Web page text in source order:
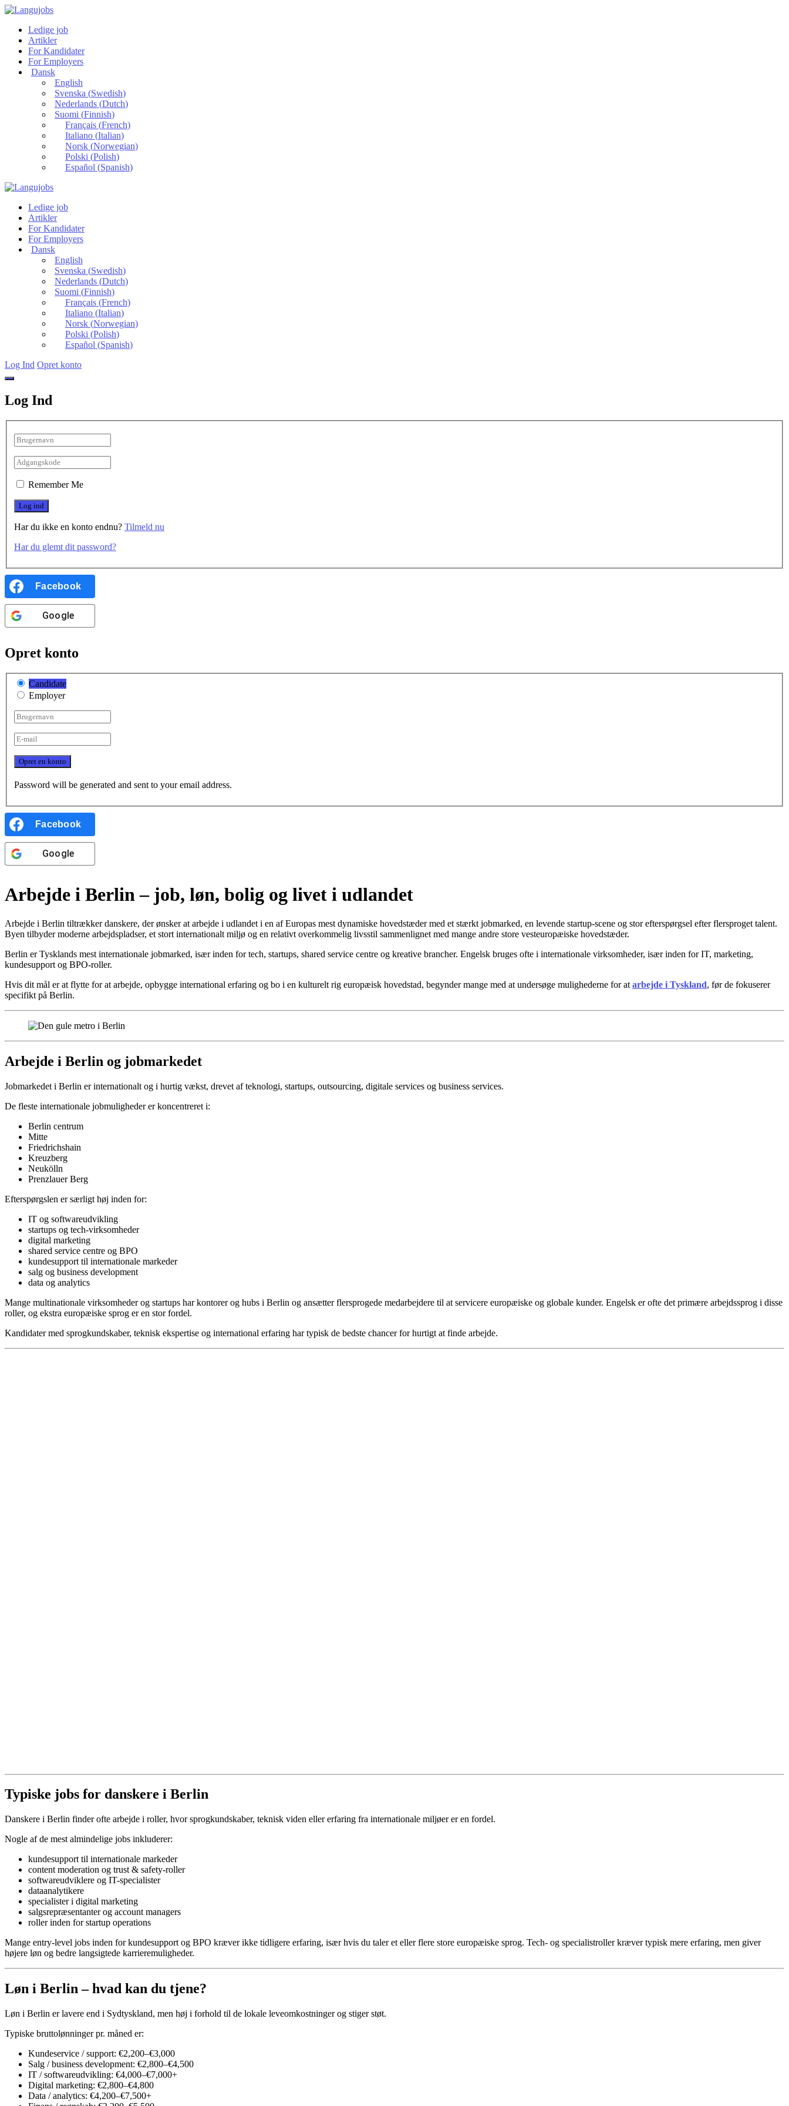
Ledige job
Artikler
For Kandidater
For Employers
Dansk
English
Svenska (Swedish)
Nederlands(Dutch)
Suomi (Finnish)
Français(French)
Italiano(Italian)
Norsk(Norwegian)
Polski (Polish)
Español (Spanish)
Ledige job
Artikler
For Kandidater
For Employers
Dansk
English
Svenska (Swedish)
Nederlands(Dutch)
Suomi (Finnish)
Français(French)
Italiano(Italian)
Norsk(Norwegian)
Polski (Polish)
Español (Spanish)
Log Ind Opret konto
Log Ind
Remember Me
Har du ikke en konto endnu? Tilmeld nu
Har du glemt dit password?
Facebook
Google
Opret konto
Candidate
Employer
Password will be generated and sent to your email address.
Facebook
Google
Arbejde i Berlin – job, løn, bolig og livet i udlandet
Arbejde i Berlin tiltrækker danskere, der ønsker at arbejde i udlandet i en af Europas mest dynamiske hovedstæder med et stærkt jobmarked, en levende startup-scene og stor efterspørgsel efter flersproget talent.
Byen tilbyder moderne arbejdspladser, et stort internationalt miljø og en relativt overkommelig livsstil sammenlignet med mange andre store vesteuropæiske hovedstæder.
Berlin er Tysklands mest internationale jobmarked, især inden for tech, startups, shared service centre og kreative brancher. Engelsk bruges ofte i internationale virksomheder, især inden for IT, marketing,
kundesupport og BPO-roller.
Hvis dit mål er at flytte for at arbejde, opbygge international erfaring og bo i en kulturelt rig europæisk hovedstad, begynder mange med at undersøge mulighederne for at arbejde i Tyskland, før de fokuserer
specifikt på Berlin.
Arbejde i Berlin og jobmarkedet
Jobmarkedet i Berlin er internationalt og i hurtig vækst, drevet af teknologi, startups, outsourcing, digitale services og business services.
De fleste internationale jobmuligheder er koncentreret i:
Berlin centrum
Mitte
Friedrichshain
Kreuzberg
Neukölln
Prenzlauer Berg
Efterspørgslen er særligt høj inden for:
IT og softwareudvikling
startups og tech-virksomheder
digital marketing
shared service centre og BPO
kundesupport til internationale markeder
salg og business development
data og analytics
Mange multinationale virksomheder og startups har kontorer og hubs i Berlin og ansætter flersprogede medarbejdere til at servicere europæiske og globale kunder. Engelsk er ofte det primære arbejdssprog i disse
roller, og ekstra europæiske sprog er en stor fordel.
Kandidater med sprogkundskaber, teknisk ekspertise og international erfaring har typisk de bedste chancer for hurtigt at finde arbejde.
Typiske jobs for danskere i Berlin
Danskere i Berlin finder ofte arbejde i roller, hvor sprogkundskaber, teknisk viden eller erfaring fra internationale miljøer er en fordel.
Nogle af de mest almindelige jobs inkluderer:
kundesupport til internationale markeder
content moderation og trust & safety-roller
softwareudviklere og IT-specialister
dataanalytikere
specialister i digital marketing
salgsrepræsentanter og account managers
roller inden for startup operations
Mange entry-level jobs inden for kundesupport og BPO kræver ikke tidligere erfaring, især hvis du taler et eller flere store europæiske sprog. Tech- og specialistroller kræver typisk mere erfaring, men giver
højere løn og bedre langsigtede karrieremuligheder.
Løn i Berlin – hvad kan du tjene?
Løn i Berlin er lavere end i Sydtyskland, men høj i forhold til de lokale leveomkostninger og stiger støt.
Typiske bruttolønninger pr. måned er:
Kundeservice / support: €2,200–€3,000
Salg / business development: €2,800–€4,500
IT / softwareudvikling: €4,000–€7,000+
Digital marketing: €2,800–€4,800
Data / analytics: €4,200–€7,500+